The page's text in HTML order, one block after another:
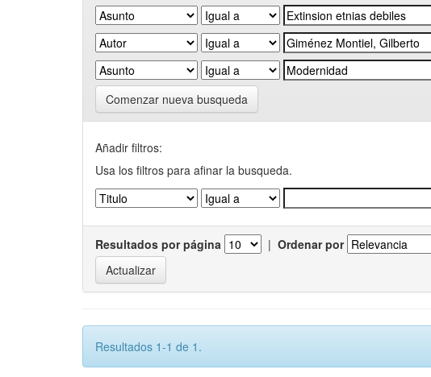
Comenzar nueva busqueda
Añadir filtros:
Usa los filtros para afinar la busqueda.
Resultados por página | Ordenar por
Resultados 1-1 de 1.